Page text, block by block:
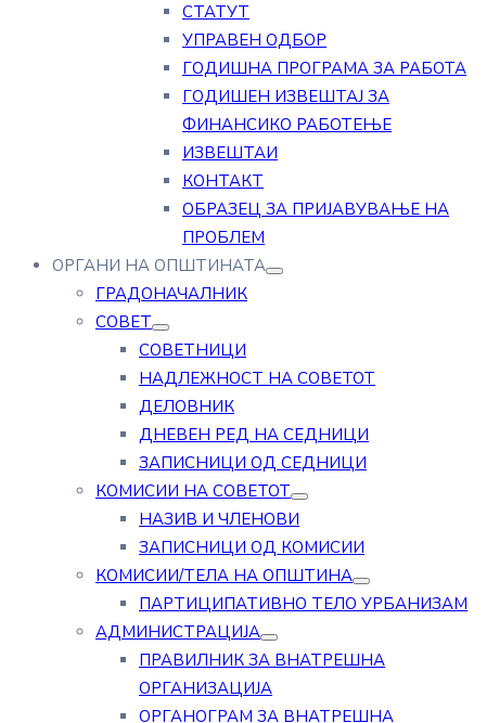
СТАТУТ
УПРАВЕН ОДБОР
ГОДИШНА ПРОГРАМА ЗА РАБОТА
ГОДИШЕН ИЗВЕШТАЈ ЗА
ФИНАНСИКО РАБОТЕЊЕ
ИЗВЕШТАИ
КОНТАКТ
ОБРАЗЕЦ ЗА ПРИЈАВУВАЊЕ НА
ПРОБЛЕМ
ОРГАНИ НА ОПШТИНАТА
ГРАДОНАЧАЛНИК
СОВЕТ
СОВЕТНИЦИ
НАДЛЕЖНОСТ НА СОВЕТОТ
ДЕЛОВНИК
ДНЕВЕН РЕД НА СЕДНИЦИ
ЗАПИСНИЦИ ОД СЕДНИЦИ
КОМИСИИ НА СОВЕТОТ
НАЗИВ И ЧЛЕНОВИ
ЗАПИСНИЦИ ОД КОМИСИИ
КОМИСИИ/ТЕЛА НА ОПШТИНА
ПАРТИЦИПАТИВНО ТЕЛО УРБАНИЗАМ
АДМИНИСТРАЦИЈА
ПРАВИЛНИК ЗА ВНАТРЕШНА
ОРГАНИЗАЦИЈА
ОРГАНОГРАМ ЗА ВНАТРЕШНА